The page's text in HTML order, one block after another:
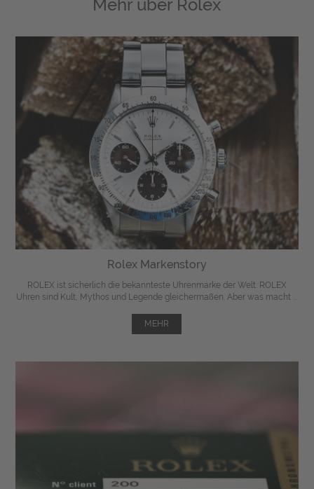
Mehr über Rolex
Rolex Markenstory
ROLEX ist sicherlich die bekannteste Uhrenmarke der Welt. ROLEX
Uhren sind Kult, Mythos und Legende gleichermaßen. Aber was macht ...
MEHR